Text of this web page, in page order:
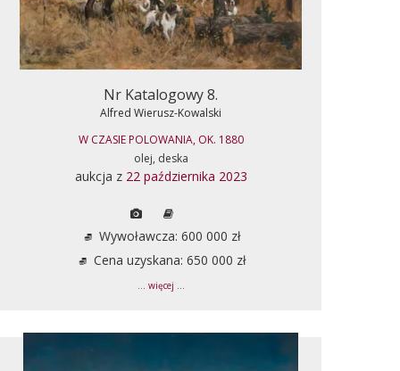
Nr Katalogowy 8.
Alfred Wierusz-Kowalski
W CZASIE POLOWANIA, OK. 1880
olej, deska
aukcja z 22 października 2023
Wywoławcza: 600 000 zł
Cena uzyskana: 650 000 zł
... więcej ...